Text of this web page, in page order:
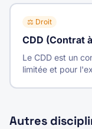
⚖️ Droit
CDD (Contrat
Le CDD est un
limitée et pour
Autres